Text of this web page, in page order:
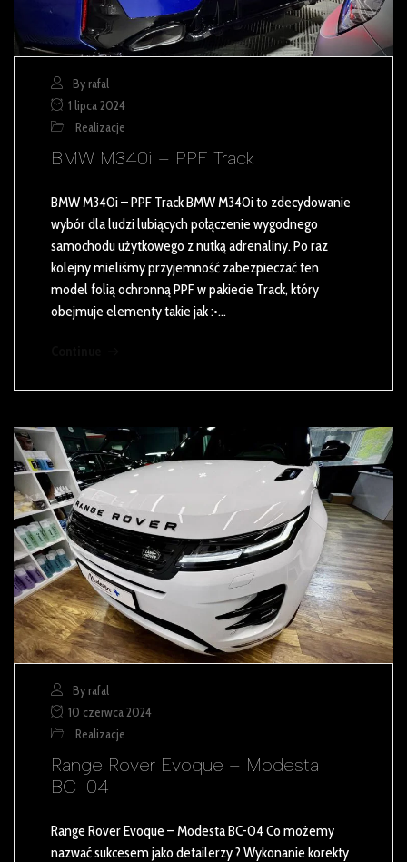
By rafal
1 lipca 2024
Realizacje
BMW M340i – PPF Track
BMW M340i – PPF Track BMW M340i to zdecydowanie
wybór dla ludzi lubiących połączenie wygodnego
samochodu użytkowego z nutką adrenaliny. Po raz
kolejny mieliśmy przyjemność zabezpieczać ten
model folią ochronną PPF w pakiecie Track, który
obejmuje elementy takie jak :•…
By rafal
10 czerwca 2024
Realizacje
Range Rover Evoque – Modesta
BC-04
Range Rover Evoque – Modesta BC-04 Co możemy
nazwać sukcesem jako detailerzy ? Wykonanie korekty